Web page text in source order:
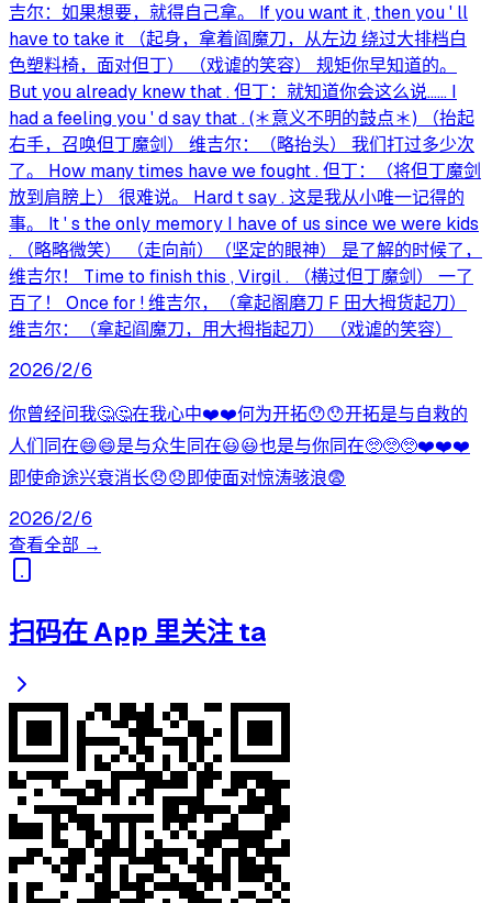
吉尔：如果想要，就得自己拿。 If you want it , then you ' ll
have to take it （起身，拿着阎魔刀，从左边 绕过大排档白
色塑料椅，面对但丁） （戏谑的笑容） 规矩你早知道的。
But you already knew that . 但丁：就知道你会这么说…… I
had a feeling you ' d say that . (＊意义不明的鼓点＊) （抬起
右手，召唤但丁魔剑） 维吉尔：（略抬头） 我们打过多少次
了。 How many times have we fought . 但丁：（将但丁魔剑
放到肩膀上） 很难说。 Hard t say . 这是我从小唯一记得的
事。 It ' s the only memory I have of us since we were kids
. （略略微笑） （走向前）（坚定的眼神） 是了解的时候了，
维吉尔！ Time to finish this , Virgil . （横过但丁魔剑） 一了
百了！ Once for ! 维吉尔，（拿起阁磨刀 F 田大拇货起刀）
维吉尔：（拿起阎魔刀，用大拇指起刀） （戏谑的笑容）
2026/2/6
你曾经问我🤔🤔在我心中❤️❤️何为开拓😯😯开拓是与自救的
人们同在😄😄是与众生同在😃😃也是与你同在🥺🥺🥺❤️❤️❤️
即使命途兴衰消长😞😞即使面对惊涛骇浪😨
2026/2/6
查看全部 →
扫码在 App 里关注 ta